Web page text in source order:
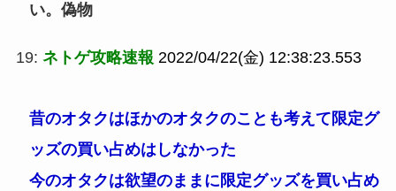
い。偽物
19: ネトゲ攻略速報 2022/04/22(金) 12:38:23.553
昔のオタクはほかのオタクのことも考えて限定グ
ッズの買い占めはしなかった
今のオタクは欲望のままに限定グッズを買い占め